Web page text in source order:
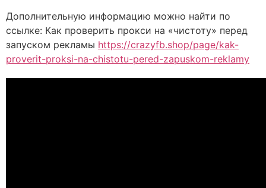
Дополнительную информацию можно найти по
ссылке: Как проверить прокси на «чистоту» перед
запуском рекламы https://crazyfb.shop/page/kak-
proverit-proksi-na-chistotu-pered-zapuskom-reklamy